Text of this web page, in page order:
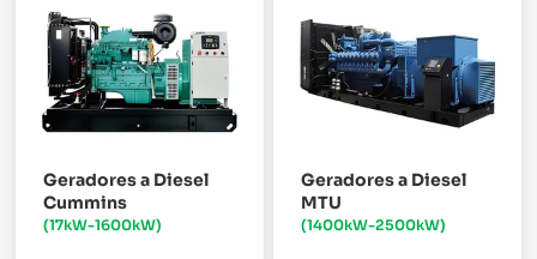
Geradores a Diesel
Cummins
(17kW-1600kW)
Geradores a Diesel
MTU
(1400kW-2500kW)